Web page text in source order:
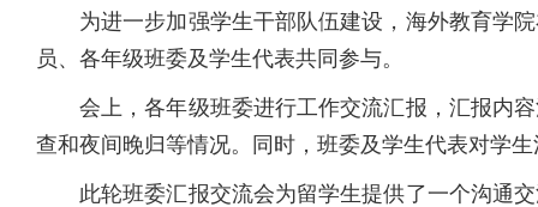
为进一步加强学生干部队伍建设，海外教育学
员、各年级班委及学生代表共同参与。
会上，各年级班委进行工作交流汇报，汇报内
查和夜间晚归等情况。同时，班委及学生代表对学
此轮班委汇报交流会为留学生提供了一个沟通